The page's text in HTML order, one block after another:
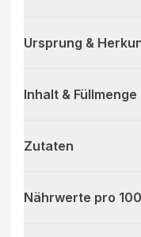
Ursprung &
Inhalt & Füllmenge
Zutaten
Nährwerte pro